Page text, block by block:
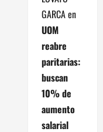
GARCAen
UOM
reabre
paritarias:
buscan
10% de
aumento
salarial